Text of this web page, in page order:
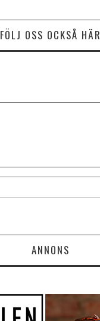
FÖLJ OSS OCKSÅ HÄR
ANNONS